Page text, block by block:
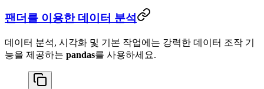
팬더를 이용한 데이터 분석
데이터 분석, 시각화 및 기본 작업에는 강력한 데이터 조작 기
능을 제공하는 pandas를 사용하세요.